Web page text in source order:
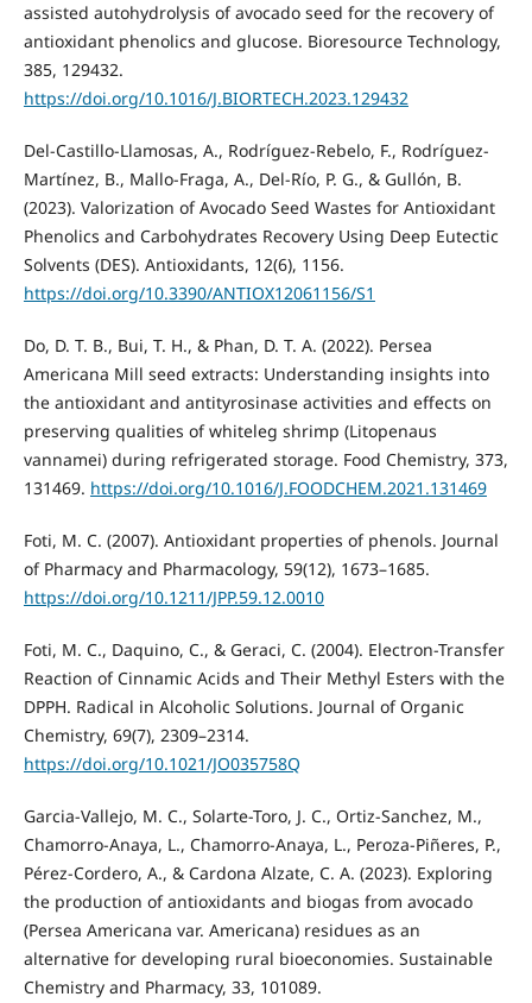
assisted autohydrolysis of avocado seed for the recovery of
antioxidant phenolics and glucose. Bioresource Technology,
385, 129432.
https://doi.org/10.1016/J.BIORTECH.2023.129432
Del-Castillo-Llamosas, A., Rodríguez-Rebelo, F., Rodríguez-
Martínez, B., Mallo-Fraga, A., Del-Río, P. G., & Gullón, B.
(2023). Valorization of Avocado Seed Wastes for Antioxidant
Phenolics and Carbohydrates Recovery Using Deep Eutectic
Solvents (DES). Antioxidants, 12(6), 1156.
https://doi.org/10.3390/ANTIOX12061156/S1
Do, D. T. B., Bui, T. H., & Phan, D. T. A. (2022). Persea
Americana Mill seed extracts: Understanding insights into
the antioxidant and antityrosinase activities and effects on
preserving qualities of whiteleg shrimp (Litopenaus
vannamei) during refrigerated storage. Food Chemistry, 373,
131469. https://doi.org/10.1016/J.FOODCHEM.2021.131469
Foti, M. C. (2007). Antioxidant properties of phenols. Journal
of Pharmacy and Pharmacology, 59(12), 1673–1685.
https://doi.org/10.1211/JPP.59.12.0010
Foti, M. C., Daquino, C., & Geraci, C. (2004). Electron-Transfer
Reaction of Cinnamic Acids and Their Methyl Esters with the
DPPH. Radical in Alcoholic Solutions. Journal of Organic
Chemistry, 69(7), 2309–2314.
https://doi.org/10.1021/JO035758Q
Garcia-Vallejo, M. C., Solarte-Toro, J. C., Ortiz-Sanchez, M.,
Chamorro-Anaya, L., Chamorro-Anaya, L., Peroza-Piñeres, P.,
Pérez-Cordero, A., & Cardona Alzate, C. A. (2023). Exploring
the production of antioxidants and biogas from avocado
(Persea Americana var. Americana) residues as an
alternative for developing rural bioeconomies. Sustainable
Chemistry and Pharmacy, 33, 101089.